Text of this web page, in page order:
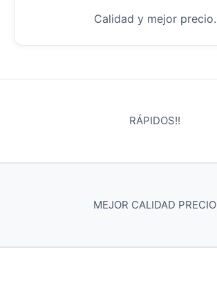
Calidad y mejor precio.
RÁPIDOS!!
MEJOR CALIDAD PRECIO